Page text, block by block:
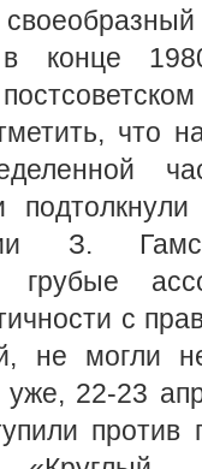
в конце
что
З.
с
не могли
уже, 22-23
против